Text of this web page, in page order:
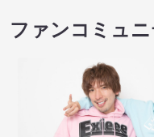
ファンコミュニ